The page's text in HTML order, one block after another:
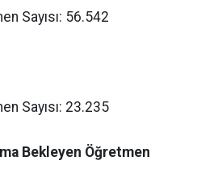
Sayısı: 56.542
Sayısı: 23.235
Bekleyen Öğretmen